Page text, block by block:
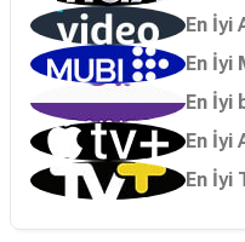
En İyi
En İyi
En İyi
En İyi
En İyi